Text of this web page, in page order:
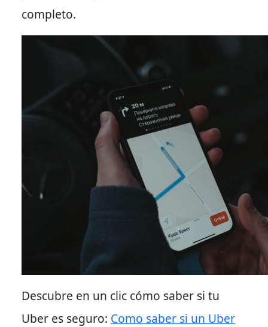
completo.
Descubre en un clic cómo saber si tu
Uber es seguro: Como saber si un Uber